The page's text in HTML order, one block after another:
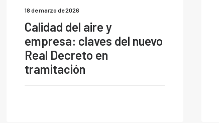
18 de marzo de 2026
Calidad del aire y
empresa: claves del nuevo
Real Decreto en
tramitación